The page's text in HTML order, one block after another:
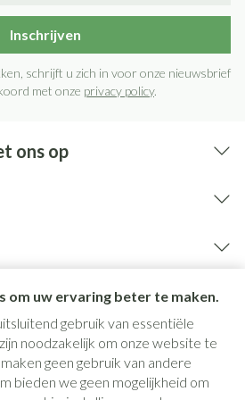
om uw ervaring beter te maken.
gebruik van essentiële
noodzakelijk om onze website te
geen gebruik van andere
bieden we geen mogelijkheid om
Inschrijven
schrijft u zich in voor onze nieuwsbrief
met onze privacy policy.
ons op